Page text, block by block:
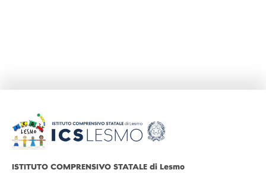
ISTITUTO COMPRENSIVO STATALE di Lesmo